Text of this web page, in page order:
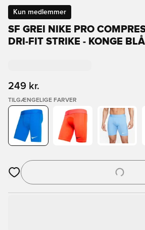
Kun medlemmer
SF GREI NIKE PRO
DRI-FIT STRIKE - KONGE
249 kr.
TILGÆNGELIGE FARVER
Åbner en Modal til at logge ind eller